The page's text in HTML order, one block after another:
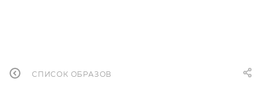
СПИСОК ОБРАЗОВ